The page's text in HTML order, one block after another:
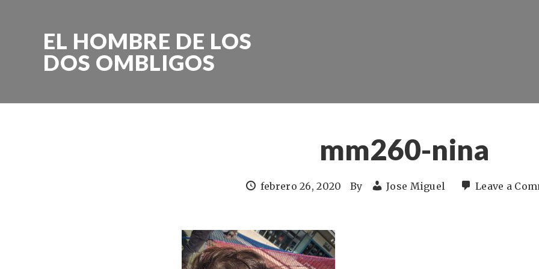
EL HOMBRE DE LOS
DOS OMBLIGOS
mm260-nina
febrero 26, 2020 By Jose Miguel Leave a